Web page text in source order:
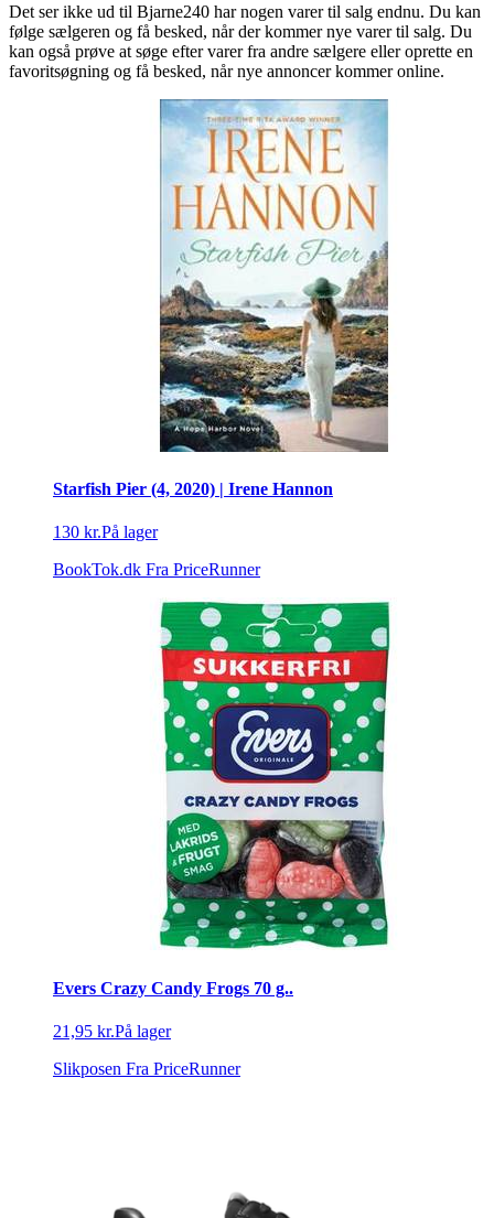
Det ser ikke ud til Bjarne240 har nogen varer til salg endnu. Du kan
følge sælgeren og få besked, når der kommer nye varer til salg. Du
kan også prøve at søge efter varer fra andre sælgere eller oprette en
favoritsøgning og få besked, når nye annoncer kommer online.
Starfish Pier (4, 2020) | Irene Hannon
130 kr.På lager
BookTok.dk Fra PriceRunner
Evers Crazy Candy Frogs 70 g..
21,95 kr.På lager
Slikposen Fra PriceRunner